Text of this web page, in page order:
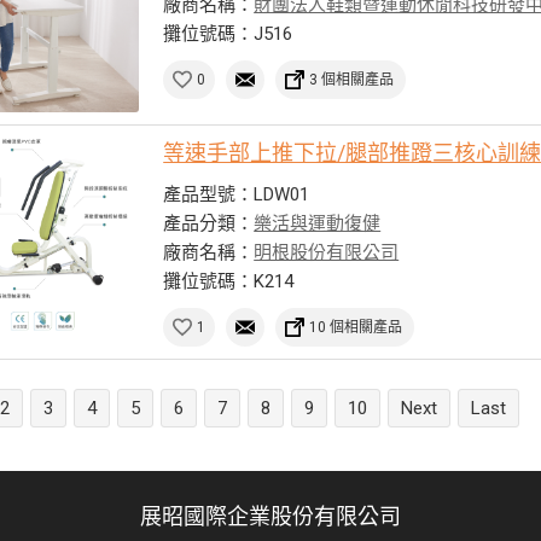
廠商名稱： 財團法人鞋類暨運動休閒科技研發
攤位號碼：J516
0 3 個相關產品
等速手部上推下拉/腿部推蹬三核心訓練
產品型號：LDW01
產品分類：樂活與運動復健
廠商名稱： 明根股份有限公司
攤位號碼：K214
1 10 個相關產品
2 3 4 5 6 7 8 9 10 Next Last
展昭國際企業股份有限公司